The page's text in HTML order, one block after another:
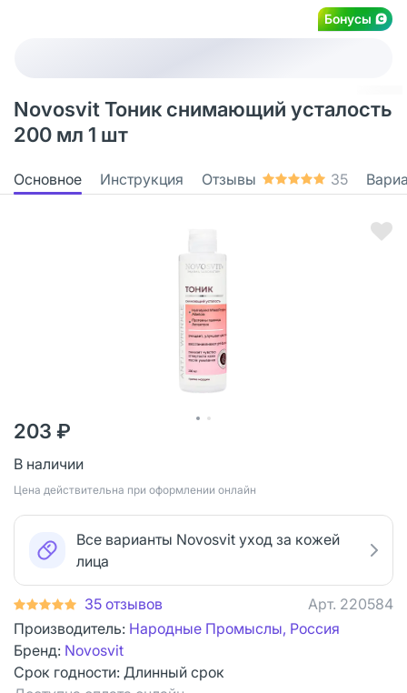
Бонусы
Novosvit Тоник снимающий усталость
200 мл 1 шт
Основное Инструкция Отзывы 35
203 ₽
В наличии
Цена действительна при оформлении онлайн
Все варианты Novosvit уход за кожей
лица
35 отзывов Арт. 220584
Производитель: Народные Промыслы, Россия
Бренд: Novosvit
Срок годности: Длинный срок